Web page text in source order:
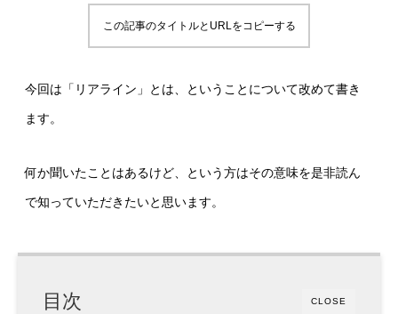
この記事のタイトルとURLをコピーする
今回は「リアライン」とは、ということについて改めて書き
ます。
何か聞いたことはあるけど、という方はその意味を是非読ん
で知っていただきたいと思います。
CLOSE
目次